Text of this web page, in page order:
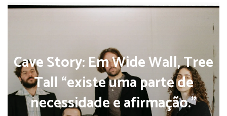
Cave Story: Em Wide Wall, Tree
Tall “existe uma parte de
necessidade e afirmação.”